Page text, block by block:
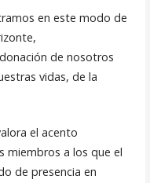
en este modo de
de nosotros
vidas, de la
el acento
miembros a los que el
de presencia en